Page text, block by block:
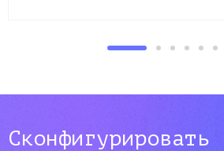
Сконфигурировать